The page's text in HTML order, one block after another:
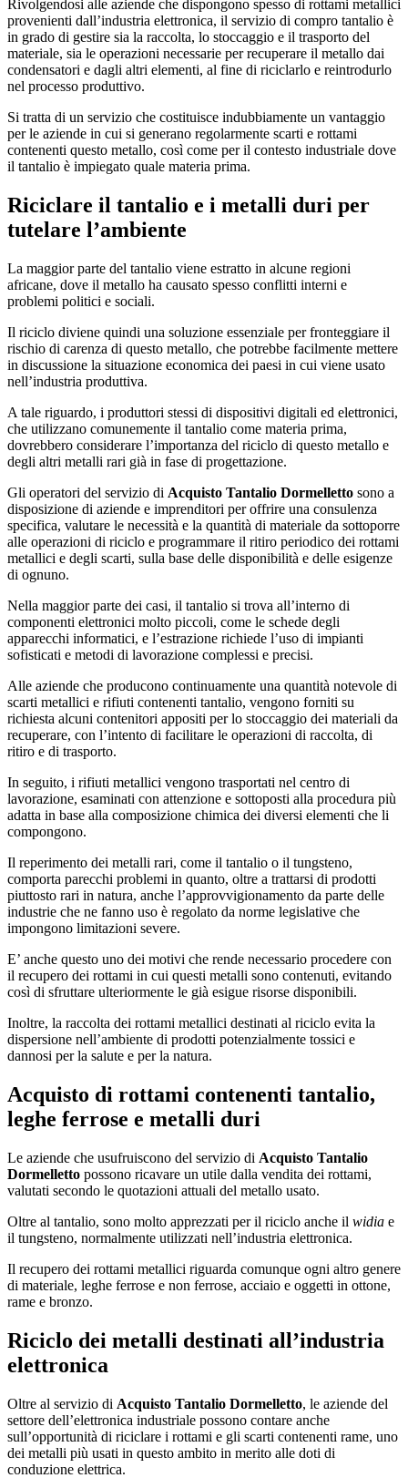
Rivolgendosi alle aziende che dispongono spesso di rottami metallici
provenienti dall’industria elettronica, il servizio di compro tantalio è
in grado di gestire sia la raccolta, lo stoccaggio e il trasporto del
materiale, sia le operazioni necessarie per recuperare il metallo dai
condensatori e dagli altri elementi, al fine di riciclarlo e reintrodurlo
nel processo produttivo.
Si tratta di un servizio che costituisce indubbiamente un vantaggio
per le aziende in cui si generano regolarmente scarti e rottami
contenenti questo metallo, così come per il contesto industriale dove
il tantalio è impiegato quale materia prima.
Riciclare il tantalio e i metalli duri per
tutelare l’ambiente
La maggior parte del tantalio viene estratto in alcune regioni
africane, dove il metallo ha causato spesso conflitti interni e
problemi politici e sociali.
Il riciclo diviene quindi una soluzione essenziale per fronteggiare il
rischio di carenza di questo metallo, che potrebbe facilmente mettere
in discussione la situazione economica dei paesi in cui viene usato
nell’industria produttiva.
A tale riguardo, i produttori stessi di dispositivi digitali ed elettronici,
che utilizzano comunemente il tantalio come materia prima,
dovrebbero considerare l’importanza del riciclo di questo metallo e
degli altri metalli rari già in fase di progettazione.
Gli operatori del servizio di Acquisto Tantalio Dormelletto sono a
disposizione di aziende e imprenditori per offrire una consulenza
specifica, valutare le necessità e la quantità di materiale da sottoporre
alle operazioni di riciclo e programmare il ritiro periodico dei rottami
metallici e degli scarti, sulla base delle disponibilità e delle esigenze
di ognuno.
Nella maggior parte dei casi, il tantalio si trova all’interno di
componenti elettronici molto piccoli, come le schede degli
apparecchi informatici, e l’estrazione richiede l’uso di impianti
sofisticati e metodi di lavorazione complessi e precisi.
Alle aziende che producono continuamente una quantità notevole di
scarti metallici e rifiuti contenenti tantalio, vengono forniti su
richiesta alcuni contenitori appositi per lo stoccaggio dei materiali da
recuperare, con l’intento di facilitare le operazioni di raccolta, di
ritiro e di trasporto.
In seguito, i rifiuti metallici vengono trasportati nel centro di
lavorazione, esaminati con attenzione e sottoposti alla procedura più
adatta in base alla composizione chimica dei diversi elementi che li
compongono.
Il reperimento dei metalli rari, come il tantalio o il tungsteno,
comporta parecchi problemi in quanto, oltre a trattarsi di prodotti
piuttosto rari in natura, anche l’approvvigionamento da parte delle
industrie che ne fanno uso è regolato da norme legislative che
impongono limitazioni severe.
E’ anche questo uno dei motivi che rende necessario procedere con
il recupero dei rottami in cui questi metalli sono contenuti, evitando
così di sfruttare ulteriormente le già esigue risorse disponibili.
Inoltre, la raccolta dei rottami metallici destinati al riciclo evita la
dispersione nell’ambiente di prodotti potenzialmente tossici e
dannosi per la salute e per la natura.
Acquisto di rottami contenenti tantalio,
leghe ferrose e metalli duri
Le aziende che usufruiscono del servizio di Acquisto Tantalio
Dormelletto possono ricavare un utile dalla vendita dei rottami,
valutati secondo le quotazioni attuali del metallo usato.
Oltre al tantalio, sono molto apprezzati per il riciclo anche il widia e
il tungsteno, normalmente utilizzati nell’industria elettronica.
Il recupero dei rottami metallici riguarda comunque ogni altro genere
di materiale, leghe ferrose e non ferrose, acciaio e oggetti in ottone,
rame e bronzo.
Riciclo dei metalli destinati all’industria
elettronica
Oltre al servizio di Acquisto Tantalio Dormelletto, le aziende del
settore dell’elettronica industriale possono contare anche
sull’opportunità di riciclare i rottami e gli scarti contenenti rame, uno
dei metalli più usati in questo ambito in merito alle doti di
conduzione elettrica.